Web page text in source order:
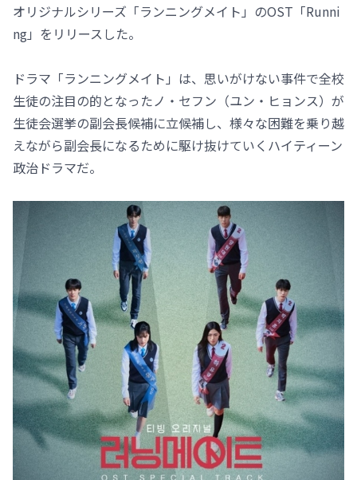
オリジナルシリーズ「ランニングメイト」のOST「Runni
ng」をリリースした。
ドラマ「ランニングメイト」は、思いがけない事件で全校
生徒の注目の的となったノ・セフン（ユン・ヒョンス）が
生徒会選挙の副会長候補に立候補し、様々な困難を乗り越
えながら副会長になるために駆け抜けていくハイティーン
政治ドラマだ。